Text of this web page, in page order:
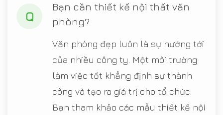
Q
Bạn cần thiết kế nội thất văn
phòng?
Văn phòng đẹp luôn là sự hướng tới
của nhiều công ty. Một môi trường
làm việc tốt khẳng định sự thành
công và tạo ra giá trị cho tổ chức.
Bạn tham khảo các mẫu thiết kế nội